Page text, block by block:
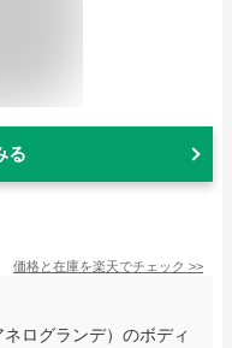
る
価格と在庫を楽天でチェック >>
ログランデ）のボディ